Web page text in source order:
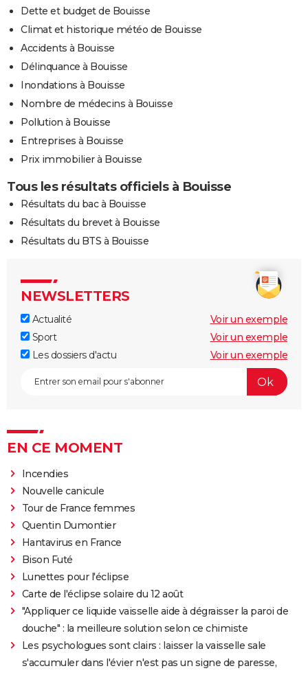
Dette et budget de Bouisse
Climat et historique météo de Bouisse
Accidents à Bouisse
Délinquance à Bouisse
Inondations à Bouisse
Nombre de médecins à Bouisse
Pollution à Bouisse
Entreprises à Bouisse
Prix immobilier à Bouisse
Tous les résultats officiels à Bouisse
Résultats du bac à Bouisse
Résultats du brevet à Bouisse
Résultats du BTS à Bouisse
NEWSLETTERS
Actualité
Voir un exemple
Sport
Voir un exemple
Les dossiers d'actu
Voir un exemple
EN CE MOMENT
Incendies
Nouvelle canicule
Tour de France femmes
Quentin Dumontier
Hantavirus en France
Bison Futé
Lunettes pour l'éclipse
Carte de l'éclipse solaire du 12 août
"Appliquer ce liquide vaisselle aide à dégraisser la paroi de
douche" : la meilleure solution selon ce chimiste
Les psychologues sont clairs : laisser la vaisselle sale
s'accumuler dans l'évier n'est pas un signe de paresse,